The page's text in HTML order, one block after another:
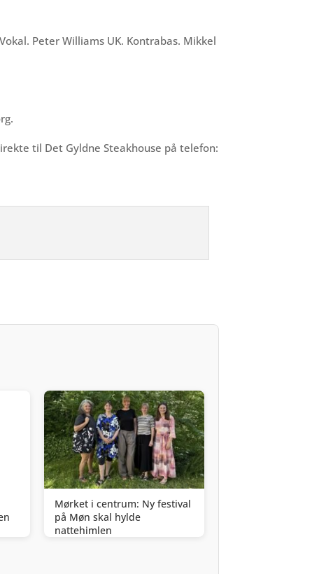
Peter Williams UK. Kontrabas. Mikkel
til Det Gyldne Steakhouse på telefon:
Mørket i centrum: Ny festival
på Møn skal hylde
nattehimlen